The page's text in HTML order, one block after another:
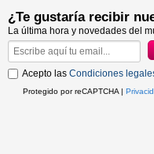
¿Te gustaría recibir
La última hora y novedades del
Acepto las Condiciones
Protegido por reCAPTCHA |